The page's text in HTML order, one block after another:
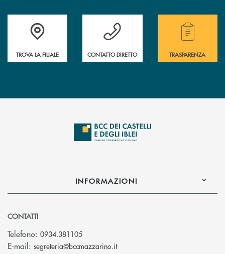
Accedi all' elenco completo delle filiali .
TROVA LA FILIALE
Hai bisogno di assistenza immediata?
CONTATTO DIRETTO
Hai bisogno di
TRASPARENZA
INFORMAZIONI
CONTATTI
Telefono: 0934.381105
E-mail: segreteria@bccmazzarino.it(si apre l’app di posta